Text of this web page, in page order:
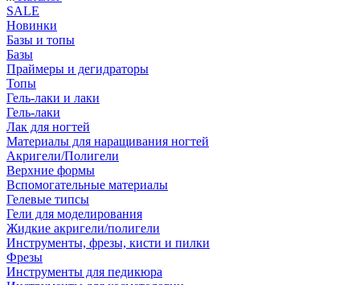
SALE
Новинки
Базы и топы
Базы
Праймеры и дегидраторы
Топы
Гель-лаки и лаки
Гель-лаки
Лак для ногтей
Материалы для наращивания ногтей
Акригели/Полигели
Верхние формы
Вспомогательные материалы
Гелевые типсы
Гели для моделирования
Жидкие акригели/полигели
Инструменты, фрезы, кисти и пилки
Фрезы
Инструменты для педикюра